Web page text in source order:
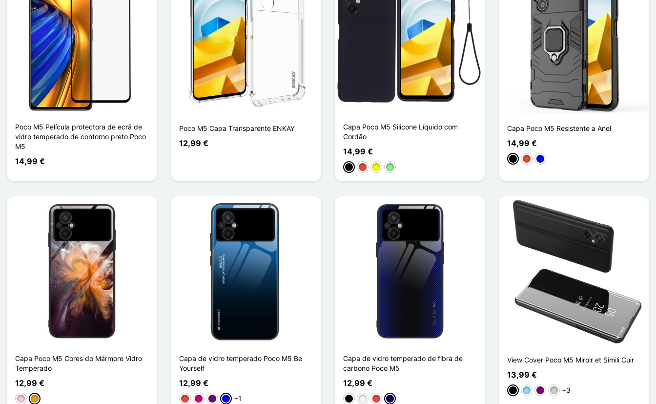
Poco M5 Película protectora de ecrã de
vidro temperado de contorno preto Poco
M5
14,99 €
Poco M5 Capa Transparente ENKAY
12,99 €
Capa Poco M5 Silicone Líquido com
Cordão
14,99 €
PretoVermelho
AmareloVerde claro
Capa Poco M5 Resistente a Anel
14,99 €
PretoVermelho
Azul
Capa Poco M5 Cores do Mármore Vidro
Temperado
12,99 €
RosaLaranja
Capa de vidro temperado Poco M5 Be
Yourself
12,99 €
Vermelho
Magenta
Púrpura
Azul+1
Capa de vidro temperado de fibra de
carbono Poco M5
12,99 €
PretoBrancoVermelhoAzul marinho
View Cover Poco M5 Miroir et Simili Cuir
13,99 €
PretoAzul Claro
Púrpura
Prata+3